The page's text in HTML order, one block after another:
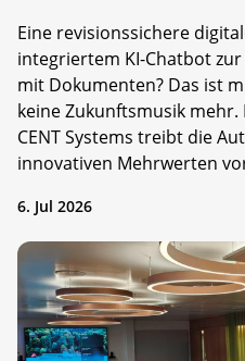
Eine revisionssichere
integriertem KI-Chatbot
mit Dokumenten? Das ist
keine Zukunftsmusik
CENT Systems treibt die
innovativen Mehrwerten
6. Jul 2026